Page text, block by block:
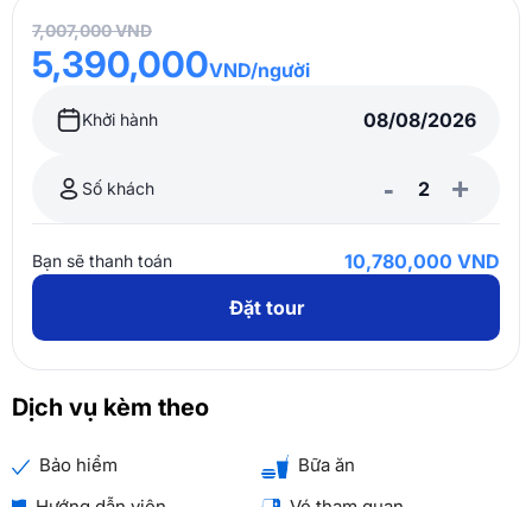
7,007,000 VND
5,390,000VND/người
Khởi hành
Số khách - +
Bạn sẽ thanh toán
10,780,000 VND
Đặt tour
Dịch vụ kèm theo
Bảo hiểm
Bữa ăn